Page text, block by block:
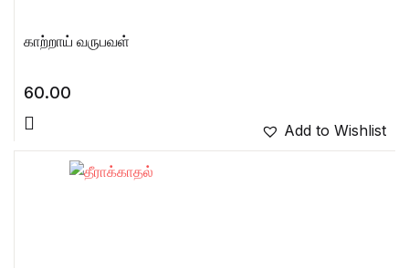
காற்றாய் வருபவள்
60.00
Add to Wishlist